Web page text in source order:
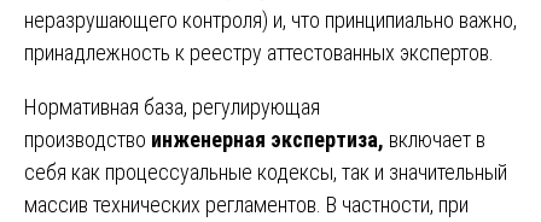
неразрушающего контроля) и, что принципиально важно,
принадлежность к реестру аттестованных экспертов.
Нормативная база, регулирующая
производство инженерная экспертиза, включает в
себя как процессуальные кодексы, так и значительный
массив технических регламентов. В частности, при